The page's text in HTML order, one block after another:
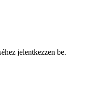
jelentkezzen be.